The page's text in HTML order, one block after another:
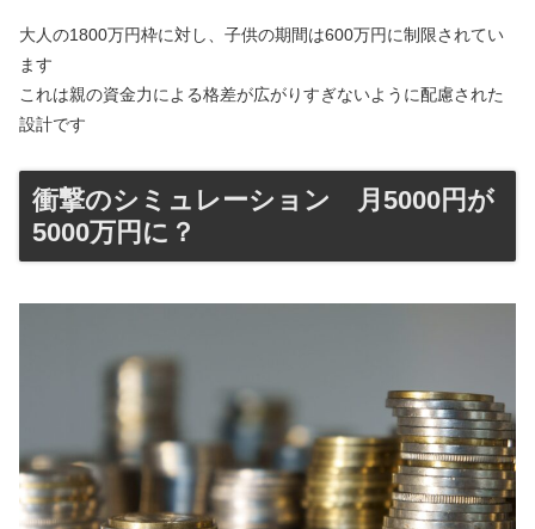
大人の1800万円枠に対し、子供の期間は600万円に制限されてい
ます
これは親の資金力による格差が広がりすぎないように配慮された
設計です
衝撃のシミュレーション 月5000円が
5000万円に？